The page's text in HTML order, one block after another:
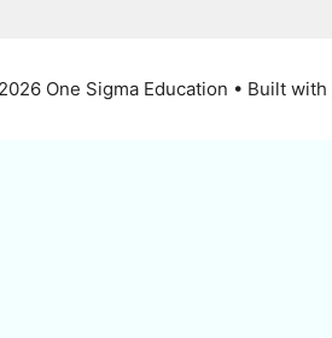
One Sigma Education • Built with